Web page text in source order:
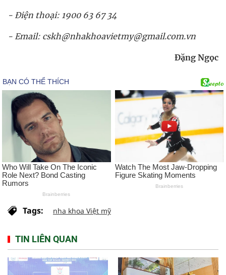
- Điện thoại: 1900 63 67 34
- Email: cskh@nhakhoavietmy@gmail.com.vn
Đặng Ngọc
Tags: nha khoa Việt mỹ
TIN LIÊN QUAN